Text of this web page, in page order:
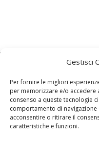
Gestisci
Per fornire le migliori
per memorizzare e/o
consenso a queste tecnologie
comportamento di navigazione
acconsentire o ritirare il
caratteristiche e funzioni.
La Redazione
Direttore responsabile: